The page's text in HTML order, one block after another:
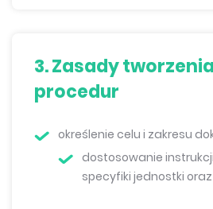
3. Zasady
procedur
określenie celu i zakresu
dostosowanie
specyfiki jednostki